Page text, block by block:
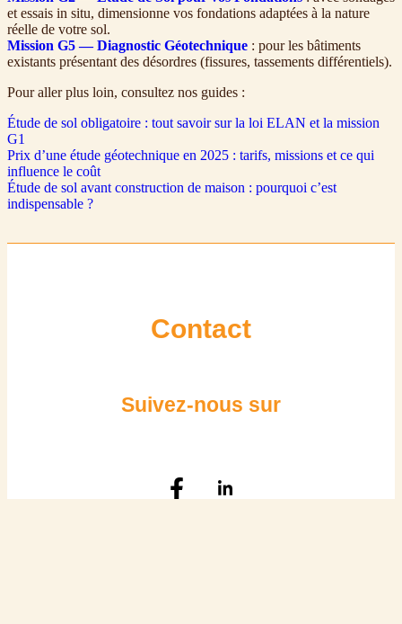
et essais in situ, dimensionne vos fondations adaptées à la nature
réelle de votre sol.
Mission G5 — Diagnostic Géotechnique : pour les bâtiments
existants présentant des désordres (fissures, tassements différentiels).
Pour aller plus loin, consultez nos guides :
Étude de sol obligatoire : tout savoir sur la loi ELAN et la mission
G1
Prix d’une étude géotechnique en 2025 : tarifs, missions et ce qui
influence le coût
Étude de sol avant construction de maison : pourquoi c’est
indispensable ?
Contact
Suivez-nous sur